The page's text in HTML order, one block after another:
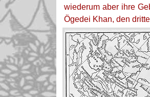
wiederum aber ihre
Ögedei Khan, den